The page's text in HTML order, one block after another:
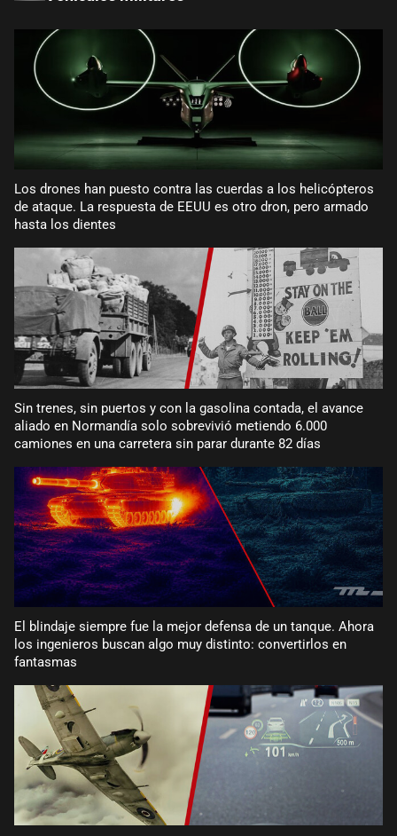
Los drones han puesto contra las cuerdas a los helicópteros
de ataque. La respuesta de EEUU es otro dron, pero armado
hasta los dientes
Sin trenes, sin puertos y con la gasolina contada, el avance
aliado en Normandía solo sobrevivió metiendo 6.000
camiones en una carretera sin parar durante 82 días
El blindaje siempre fue la mejor defensa de un tanque. Ahora
los ingenieros buscan algo muy distinto: convertirlos en
fantasmas